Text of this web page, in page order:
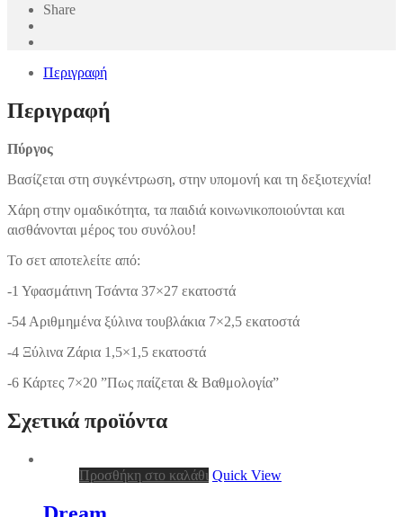
Share
Περιγραφή
Περιγραφή
Πύργος
Βασίζεται στη συγκέντρωση, στην υπομονή και τη δεξιοτεχνία!
Χάρη στην ομαδικότητα, τα παιδιά κοινωνικοποιούνται και
αισθάνονται μέρος του συνόλου!
Το σετ αποτελείτε από:
-1 Υφασμάτινη Τσάντα 37×27 εκατοστά
-54 Αριθμημένα ξύλινα τουβλάκια 7×2,5 εκατοστά
-4 Ξύλινα Ζάρια 1,5×1,5 εκατοστά
-6 Κάρτες 7×20 ”Πως παίζεται & Βαθμολογία”
Σχετικά προϊόντα
Προσθήκη στο καλάθι Quick View